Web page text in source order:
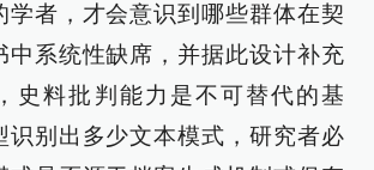
学者，才会意识到哪些群体在契
中系统性缺席，并据此设计补充
史料批判能力是不可替代的基
识别出多少文本模式，研究者必